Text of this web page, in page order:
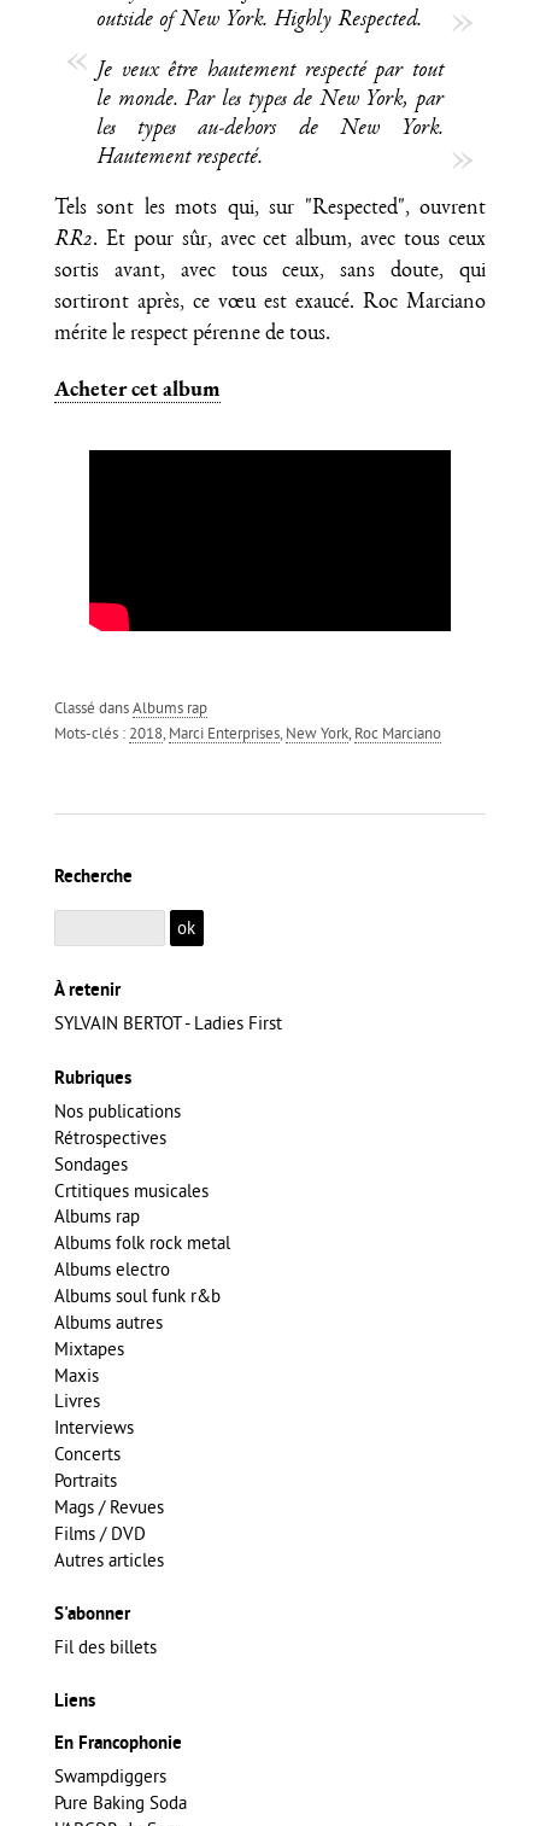
outside of New York. Highly Respected.
Je veux être hautement respecté par tout
le monde. Par les types de New York, par
les types au-dehors de New York.
Hautement respecté.
Tels sont les mots qui, sur "Respected", ouvrent
RR2. Et pour sûr, avec cet album, avec tous ceux
sortis avant, avec tous ceux, sans doute, qui
sortiront après, ce vœu est exaucé. Roc Marciano
mérite le respect pérenne de tous.
Acheter cet album
Classé dansAlbums rap
Mots-clés : 2018, Marci Enterprises, New York, Roc Marciano
Recherche
À retenir
SYLVAIN BERTOT - Ladies First
Rubriques
Nos publications
Rétrospectives
Sondages
Crtitiques musicales
Albums rap
Albums folk rock metal
Albums electro
Albums soul funk r&b
Albums autres
Mixtapes
Maxis
Livres
Interviews
Concerts
Portraits
Mags / Revues
Films / DVD
Autres articles
S'abonner
Fil des billets
Liens
En Francophonie
Swampdiggers
Pure Baking Soda